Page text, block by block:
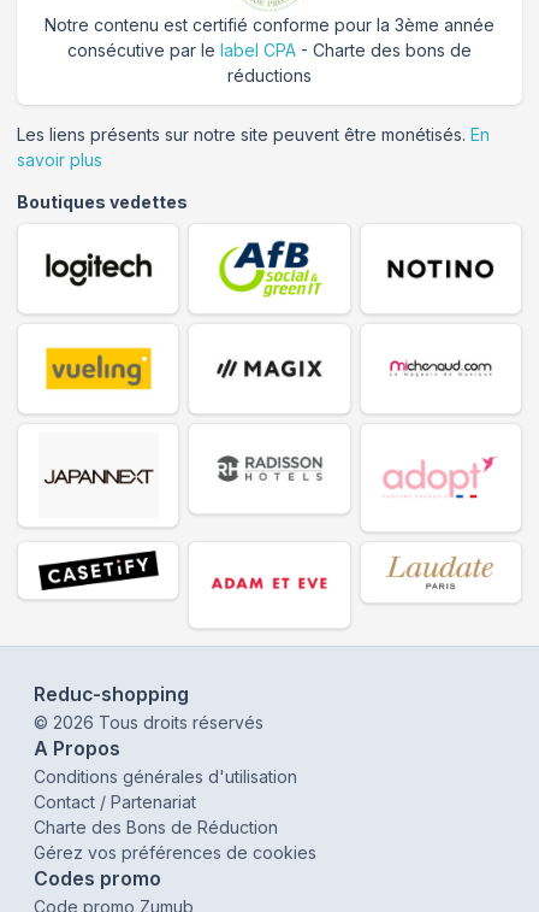
Notre contenu est certifié conforme pour la 3ème année
consécutive par le label CPA - Charte des bons de
réductions
Les liens présents sur notre site peuvent être monétisés. En
savoir plus
Boutiques vedettes
Reduc-shopping
© 2026 Tous droits réservés
A Propos
Conditions générales d'utilisation
Contact / Partenariat
Charte des Bons de Réduction
Gérez vos préférences de cookies
Codes promo
Code promo Zumub